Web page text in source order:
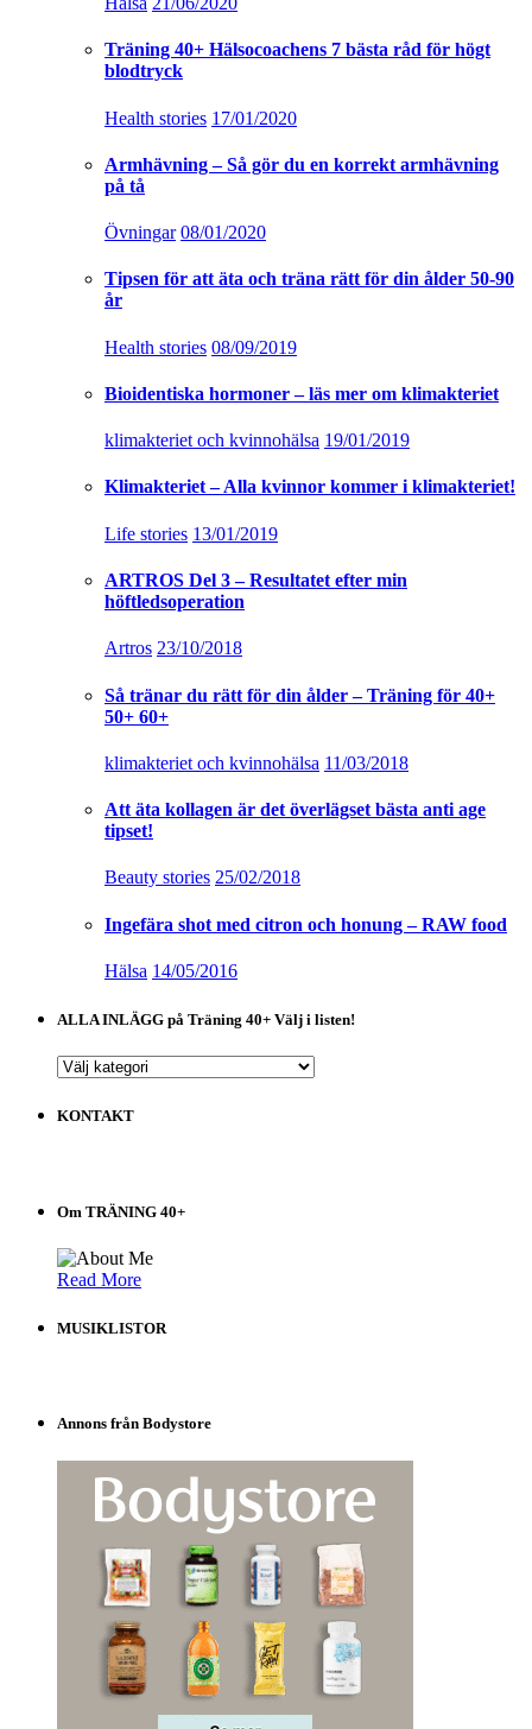
Träning 40+ Hälsocoachens 7 bästa råd för högt
blodtryck
Health stories 17/01/2020
Armhävning – Så gör du en korrekt armhävning
på tå
Övningar 08/01/2020
Tipsen för att äta och träna rätt för din ålder 50-90
år
Health stories 08/09/2019
Bioidentiska hormoner – läs mer om klimakteriet
klimakteriet och kvinnohälsa 19/01/2019
Klimakteriet – Alla kvinnor kommer i klimakteriet!
Life stories 13/01/2019
ARTROS Del 3 – Resultatet efter min
höftledsoperation
Artros 23/10/2018
Så tränar du rätt för din ålder – Träning för 40+
50+ 60+
klimakteriet och kvinnohälsa 11/03/2018
Att äta kollagen är det överlägset bästa anti age
tipset!
Beauty stories 25/02/2018
Ingefära shot med citron och honung – RAW food
Hälsa 14/05/2016
ALLA INLÄGG på Träning 40+ Välj i listen!
ALLA
på
listen!
KONTAKT
Om TRÄNING 40+
Read More
MUSIKLISTOR
Annons från Bodystore